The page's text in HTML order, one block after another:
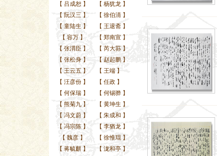
【 吕成恕 】 【 杨犹龙 】
【 阮汉三 】 【 徐伯清 】
【 童陆生 】 【 王退斋 】
【 容万 】 【 郑南宣 】
【 张渭臣 】 【 芮大荪 】
【 张松身 】 【 赵起鹏 】
【 王云五 】 【 王端 】
【 汪彦份 】 【 任政 】
【 何保瑞 】 【 何锡骅 】
【 熊菊九 】 【 黄坤生 】
【 冯文蔚 】 【 朱成和 】
【 冯宗陈 】 【 李猶龙 】
【 魏彦 】 【 徐惟琨 】
【 蒋毓麒 】 【 泷和亭 】